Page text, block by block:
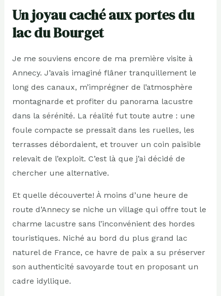
Un joyau caché aux portes du
lac du Bourget
Je me souviens encore de ma première visite à
Annecy. J’avais imaginé flâner tranquillement le
long des canaux, m’imprégner de l’atmosphère
montagnarde et profiter du panorama lacustre
dans la sérénité. La réalité fut toute autre : une
foule compacte se pressait dans les ruelles, les
terrasses débordaient, et trouver un coin paisible
relevait de l’exploit. C’est là que j’ai décidé de
chercher une alternative.
Et quelle découverte! À moins d’une heure de
route d’Annecy se niche un village qui offre tout le
charme lacustre sans l’inconvénient des hordes
touristiques. Niché au bord du plus grand lac
naturel de France, ce havre de paix a su préserver
son authenticité savoyarde tout en proposant un
cadre idyllique.